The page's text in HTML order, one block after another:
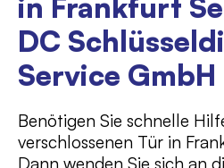
DC
Service GmbH
Benötigen Sie schnelle
verschlossenen Tür in
Dann wenden Sie sich an